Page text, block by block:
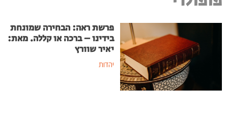
פרשת ראה: הבחירה שמונחת
בידינו – ברכה או קללה. מאת:
יאיר שוורץ
יהדות